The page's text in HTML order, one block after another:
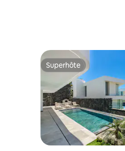
Superhôte
Superhôte